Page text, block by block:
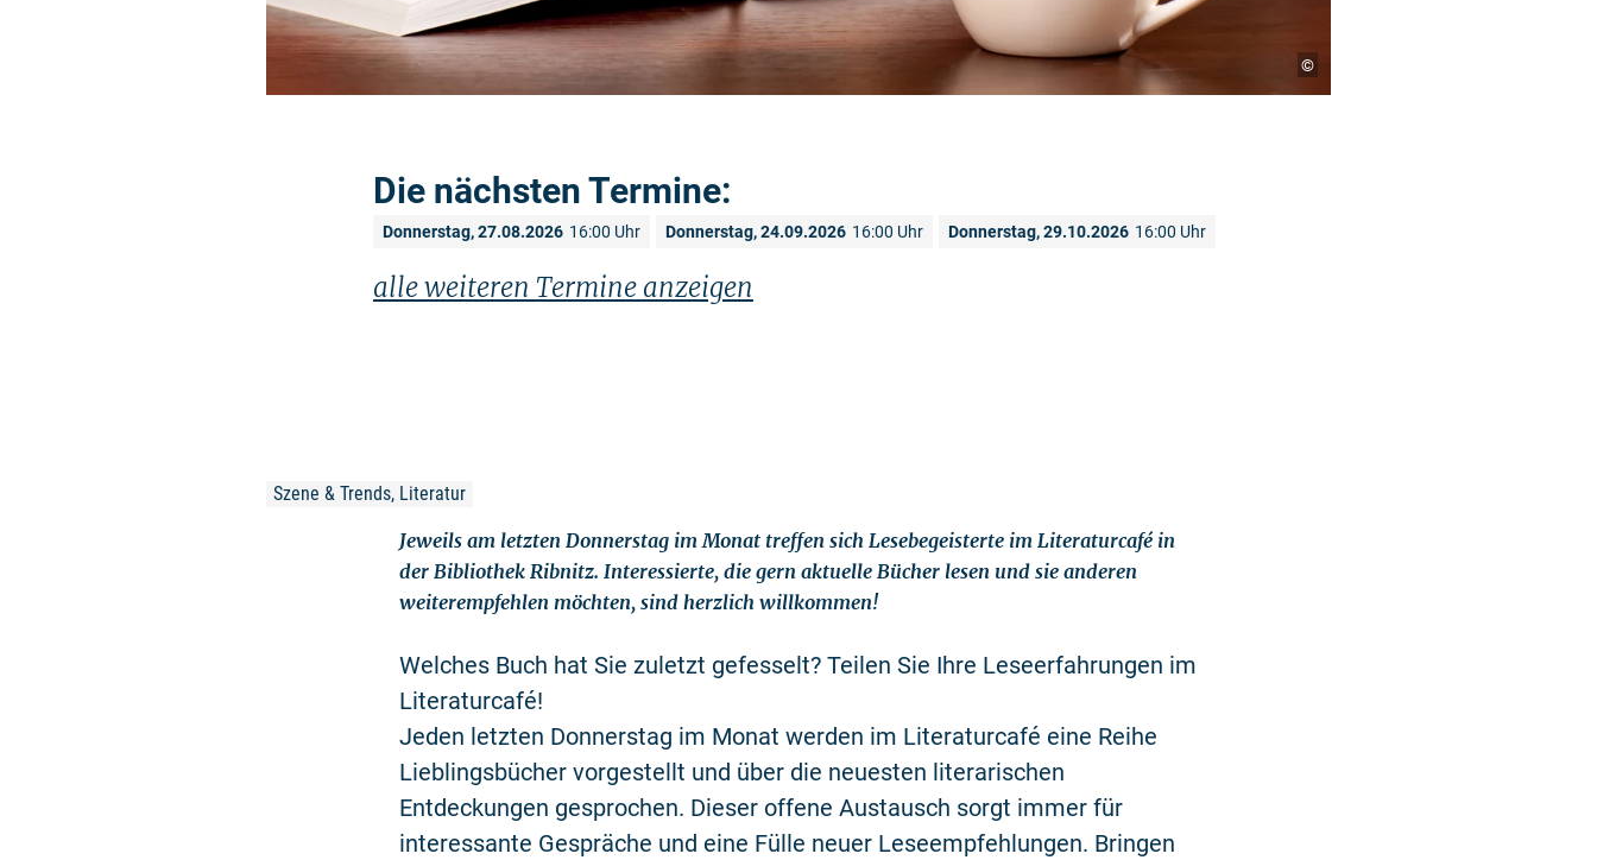
©
Die nächsten Termine:
Donnerstag, 27.08.2026 16:00 Uhr Donnerstag, 24.09.2026 16:00 Uhr Donnerstag, 29.10.2026 16:00 Uhr
alle weiteren Termine anzeigen
Szene & Trends, Literatur
Jeweils am letzten Donnerstag im Monat treffen sich Lesebegeisterte im Literaturcafé in
der Bibliothek Ribnitz. Interessierte, die gern aktuelle Bücher lesen und sie anderen
weiterempfehlen möchten, sind herzlich willkommen!
Welches Buch hat Sie zuletzt gefesselt? Teilen Sie Ihre Leseerfahrungen im
Literaturcafé!
Jeden letzten Donnerstag im Monat werden im Literaturcafé eine Reihe
Lieblingsbücher vorgestellt und über die neuesten literarischen
Entdeckungen gesprochen. Dieser offene Austausch sorgt immer für
interessante Gespräche und eine Fülle neuer Leseempfehlungen. Bringen